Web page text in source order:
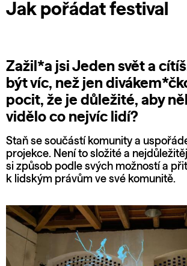
Jak pořádat festival
Zažil*a jsi Jeden svět a
být víc, než jen
pocit, že je důležité, aby
vidělo co nejvíc lidí?
Staň se součástí komunity a
projekce. Není to složité a
si způsob podle svých možností a
k lidským právům ve své komunitě.